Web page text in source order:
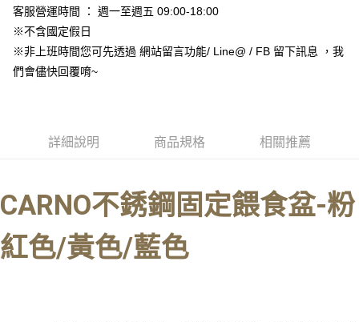
台灣樂天信用卡公司
AFTEE先享後付
相關說明
【關於「AFTEE先享後付」】
AFTEE先享後付是「在收到商品之後才付款」的支付方式。 讓您購物簡單
結帳頁面，進行簡訊認證並確認金額後，即可完成結帳。
２．訂單成立數日內，您將收到繳費通知簡訊。
３．收到繳費通知簡訊後14天內，點擊此簡訊中的連結，可透過四大超商／
ATM／網路銀行／等多元方式進行付款，方視為交易完成。
※ 請注意：結帳手續完成當下不需立刻繳費，但若您需要取消訂單，請聯絡
購買商品的店家。未經商家同意取消之訂單仍視為有效，需透過AFTEE先享
ATM付款
全家取貨付款_限重5KG
付款後全家取貨_限重5KG
每筆NT$60，滿NT$999(含以上)免運費
萊爾富取貨付款_限重10KG
每筆NT$60，滿NT$999(含以上)免運費
客服營運時間 ： 週一至週五 09:00-18:00
※不含國定假日
※非上班時間您可先透過 網站留言功能/ Line@ / FB 留下訊息 ，我
們會儘快回覆唷~
詳細說明 商品規格 相關推薦
CARNO不銹鋼固定餵食盆-粉
紅色/黃色/藍色